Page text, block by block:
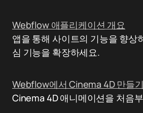
Webflow 애플리케이션 개요
앱을 통해 사이트의 기능을 향상
심 기능을 확장하세요.
Webflow에서 Cinema 4D 만들기
Cinema 4D 애니메이션을 처음